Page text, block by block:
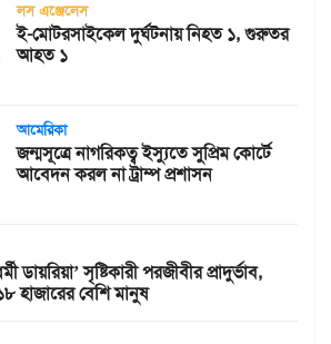
লস এঞ্জেলেস
ই-মোটরসাইকেল দুর্ঘটনায় নিহত ১, গুরুতর
আহত ১
আমেরিকা
জন্মসূত্রে নাগরিকত্ব ইস্যুতে সুপ্রিম কোর্টে
আবেদন করল না ট্রাম্প প্রশাসন
ডায়রিয়া’ সৃষ্টিকারী পরজীবীর প্রাদুর্ভাব,
হাজারের বেশি মানুষ